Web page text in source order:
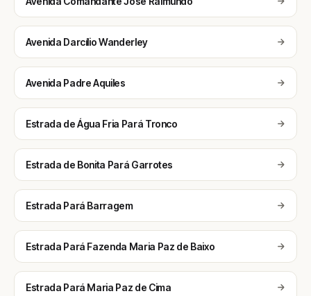
Avenida Darcílio Wanderley
Avenida Padre Aquiles
Estrada de Água Fria Pará Tronco
Estrada de Bonita Pará Garrotes
Estrada Pará Barragem
Estrada Pará Fazenda Maria Paz de Baixo
Estrada Pará Maria Paz de Cima